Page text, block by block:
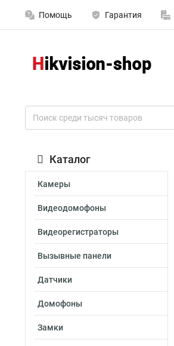
Помощь Гарантия
Каталог
Камеры
Видеодомофоны
Видеорегистраторы
Вызывные панели
Датчики
Домофоны
Замки